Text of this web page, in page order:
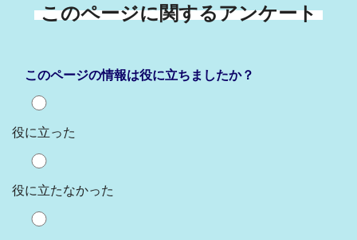
このページに関するアンケート
このページの情報は役に立ちましたか？
役に立った
役に立たなかった